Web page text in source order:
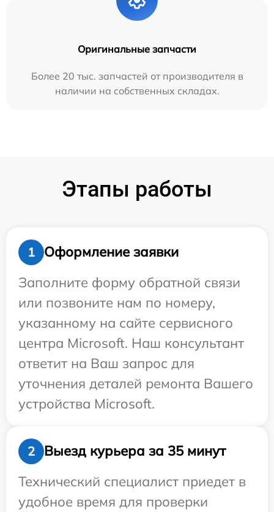
Оригинальные запчасти
Более 20 тыс. запчастей от производителя в
наличии на собственных складах.
Этапы работы
1
Оформление заявки
Заполните форму обратной связи
или позвоните нам по номеру,
указанному на сайте сервисного
центра Microsoft. Наш консультант
ответит на Ваш запрос для
уточнения деталей ремонта Вашего
устройства Microsoft.
2
Выезд курьера за 35 минут
Технический специалист приедет в
удобное время для проверки